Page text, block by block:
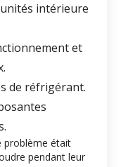
intérieure
et
de réfrigérant.
problème était
pendant leur